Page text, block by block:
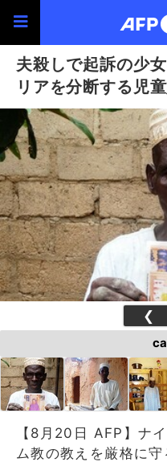
夫殺しで起訴の少
リアを分断する児
❮
【8月20日 AFP】ナ
ム教の教えを厳格に